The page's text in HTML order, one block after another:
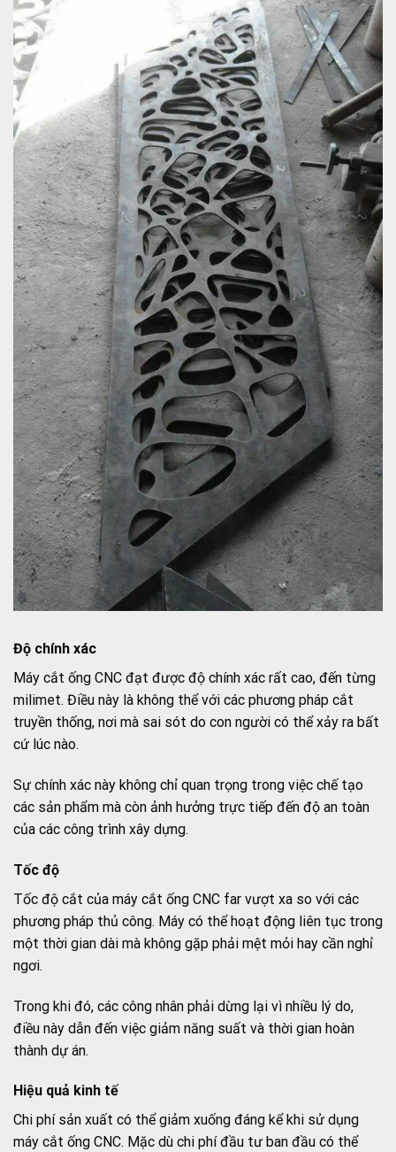
Độ chính xác
Máy cắt ống CNC đạt được độ chính xác rất cao, đến từng
milimet. Điều này là không thể với các phương pháp cắt
truyền thống, nơi mà sai sót do con người có thể xảy ra bất
cứ lúc nào.
Sự chính xác này không chỉ quan trọng trong việc chế tạo
các sản phẩm mà còn ảnh hưởng trực tiếp đến độ an toàn
của các công trình xây dựng.
Tốc độ
Tốc độ cắt của máy cắt ống CNC far vượt xa so với các
phương pháp thủ công. Máy có thể hoạt động liên tục trong
một thời gian dài mà không gặp phải mệt mỏi hay cần nghỉ
ngơi.
Trong khi đó, các công nhân phải dừng lại vì nhiều lý do,
điều này dẫn đến việc giảm năng suất và thời gian hoàn
thành dự án.
Hiệu quả kinh tế
Chi phí sản xuất có thể giảm xuống đáng kể khi sử dụng
máy cắt ống CNC. Mặc dù chi phí đầu tư ban đầu có thể